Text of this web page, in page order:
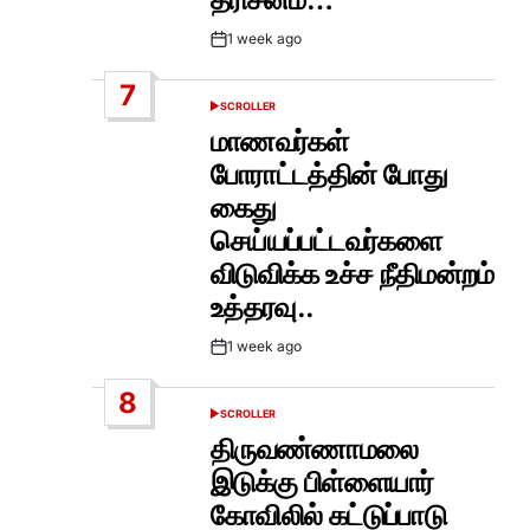
Post1 week ago
7
POSTED
SCROLLER
மாணவர்கள்
போராட்டத்தின் போது
கைது
செய்யப்பட்டவர்களை
விடுவிக்க உச்ச நீதிமன்றம்
உத்தரவு..
Post1 week ago
8
POSTED
SCROLLER
திருவண்ணாமலை
இடுக்கு பிள்ளையார்
கோவிலில் கட்டுப்பாடு